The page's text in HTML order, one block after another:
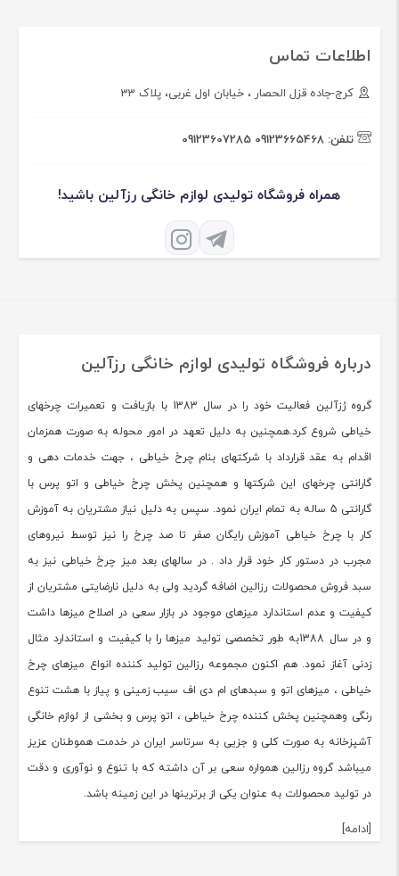
اطلاعات تماس
کرج-جاده قزل الحصار ، خیابان اول غربی، پلاک 33
تلفن: 09123665468
09123607285
همراه فروشگاه تولیدی لوازم خانگی رزآلین باشید!
درباره فروشگاه تولیدی لوازم خانگی رزآلین
گروه رُزآلین فعالیت خود را در سال 1383 با بازیافت و تعمیرات چرخهای
خیاطی شروع کرد.همچنین به دلیل تعهد در امور محوله به صورت همزمان
اقدام به عقد قرارداد با شرکتهای بنام چرخ خیاطی ، جهت خدمات دهی و
گارانتی چرخهای این شرکتها و همچنین پخش چرخ خیاطی و اتو پرس با
گارانتی 5 ساله به تمام ایران نمود. سپس به دلیل نیاز مشتریان به آموزش
کار با چرخ خیاطی آموزش رایگان صفر تا صد چرخ را نیز توسط نیروهای
مجرب در دستور کار خود قرار داد . در سالهای بعد میز چرخ خیاطی نیز به
سبد فروش محصولات رزالین اضافه گردید ولی به دلیل نارضایتی مشتریان از
کیفیت و عدم استاندارد میزهای موجود در بازار سعی در اصلاح میزها داشت
و در سال 1388به طور تخصصی تولید میزها را با کیفیت و استاندارد مثال
زدنی آغاز نمود. هم اکنون مجموعه رزالین تولید کننده انواع میزهای چرخ
خیاطی ، میزهای اتو و سبدهای ام دی اف سیب زمینی و پیاز با هشت تنوع
رنگی وهمچنین پخش کننده چرخ خیاطی ، اتو پرس و بخشی از لوازم خانگی
آشپزخانه به صورت کلی و جزیی به سرتاسر ایران در خدمت هموطنان عزیز
میباشد گروه رزالین همواره سعی بر آن داشته که با تنوع و نوآوری و دقت
در تولید محصولات به عنوان یکی از برترینها در این زمینه باشد.
[ادامه]